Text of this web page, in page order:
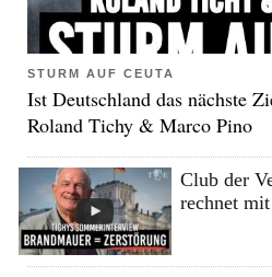
STURM AUF CEUTA
Ist Deutschland das nächste
Roland Tichy & Marco Pino
Club der
rechnet